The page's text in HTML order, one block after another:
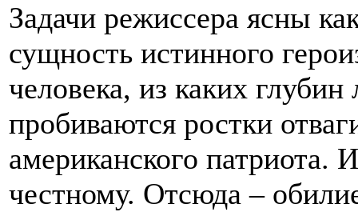
Задачи режиссера ясны
сущность истинного
человека, из каких глубин
пробиваются ростки
американского патриота.
честному. Отсюда –